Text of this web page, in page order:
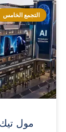
التجمع الخامس